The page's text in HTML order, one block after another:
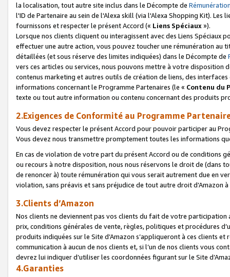
la localisation, tout autre site inclus dans le Décompte de
l'ID de Partenaire au sein de l'Alexa skill (via l'Alexa Shopping Kit).
fournissons et respecter le présent Accord (« Liens Spéciaux»).
Lorsque nos clients cliquent ou interagissent avec des Liens Spéciaux
effectuer une autre action, vous pouvez toucher une rémunération
détaillées (et sous réserve des limites indiquées) dans le Décompte de
vers ces articles ou services, nous pouvons mettre à votre disposition
contenus marketing et autres outils de création de liens, des
informations concernant le Programme Partenaires (le « Contenu du
texte ou tout autre information ou contenu concernant des produits
2.Exigences de Conformité au Programme
Vous devez respecter le présent Accord pour pouvoir participer au
Vous devez nous transmettre promptement toutes les informations
En cas de violation de votre part du présent Accord ou de conditions
ou recours à notre disposition, nous nous réservons le droit de (dans
de renoncer à) toute rémunération qui vous serait autrement due en
violation, sans préavis et sans préjudice de tout autre droit
3.Clients d’Amazon
Nos clients ne deviennent pas vos clients du fait de votre
prix, conditions générales de vente, règles, politiques et procédures
produits indiquées sur le Site d’Amazon s’appliqueront à ces clients
communication à aucun de nos clients et, si l’un de nos clients vous
devrez lui indiquer d’utiliser les coordonnées figurant sur le Site
4.Garanties